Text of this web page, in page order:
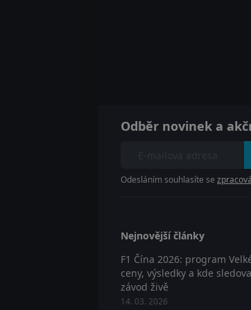
Odběr novinek a
Odesláním souhlasíte se
Nejnovější články
F1 Čína 2026: program
ceny, výsledky a kde
závod živě
14. 03. 2026